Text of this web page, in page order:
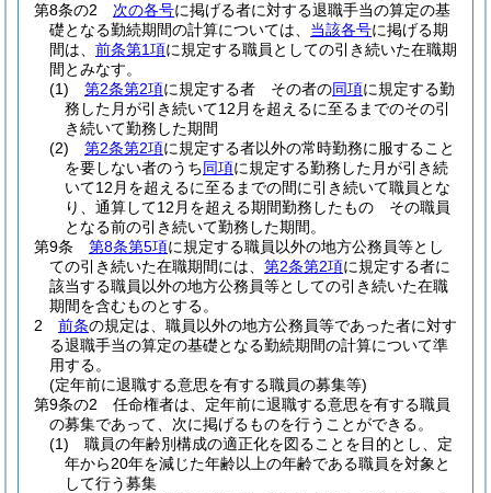
第8条の2
次の各号に掲げる者に対する退職手当の算定の基
礎となる勤続期間の計算については、 当該各号に掲げる期
間は、 前条第1項に規定する職員としての引き続いた在職期
間とみなす。
(1)
第2条第2項に規定する者 その者の同項に規定する勤
務した月が引き続いて12月を超えるに至るまでのその引
き続いて勤務した期間
(2)
第2条第2項に規定する者以外の常時勤務に服すること
を要しない者のうち同項に規定する勤務した月が引き続
いて12月を超えるに至るまでの間に引き続いて職員とな
り、通算して12月を超える期間勤務したもの その職員
となる前の引き続いて勤務した期間。
第9条
第8条第5項に規定する職員以外の地方公務員等とし
ての引き続いた在職期間には、 第2条第2項に規定する者に
該当する職員以外の地方公務員等としての引き続いた在職
期間を含むものとする。
2
前条の規定は、職員以外の地方公務員等であった者に対す
る退職手当の算定の基礎となる勤続期間の計算について準
用する。
(定年前に退職する意思を有する職員の募集等)
第9条の2
任命権者は、定年前に退職する意思を有する職員
の募集であって、次に掲げるものを行うことができる。
(1)
職員の年齢別構成の適正化を図ることを目的とし、定
年から20年を減じた年齢以上の年齢である職員を対象と
して行う募集